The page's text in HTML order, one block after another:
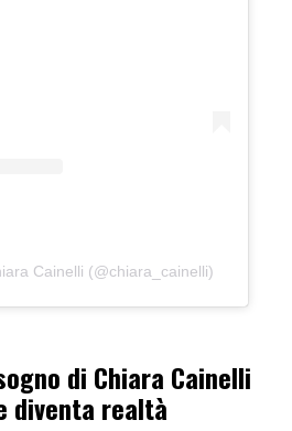
Cainelli (@chiara_cainelli)
di Chiara Cainelli
diventa realtà